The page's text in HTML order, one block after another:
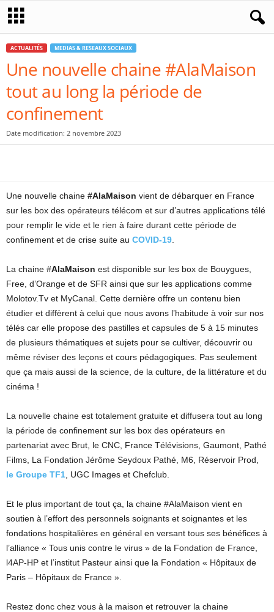
ACTUALITÉS MEDIAS & RESEAUX SOCIAUX
Une nouvelle chaine #AlaMaison
tout au long la période de
confinement
Date modification: 2 novembre 2023
Une nouvelle chaine #AlaMaison vient de débarquer en France
sur les box des opérateurs télécom et sur d’autres applications télé
pour remplir le vide et le rien à faire durant cette période de
confinement et de crise suite au COVID-19
La chaine #AlaMaison est disponible sur les box de Bouygues,
Free, d’Orange et de SFR ainsi que sur les applications comme
Molotov.Tv et MyCanal. Cette dernière offre un contenu bien
étudier et diffèrent à celui que nous avons l’habitude à voir sur nos
télés car elle propose des pastilles et capsules de 5 à 15 minutes
de plusieurs thématiques et sujets pour se cultiver, découvrir ou
même réviser des leçons et cours pédagogiques. Pas seulement
que ça mais aussi de la science, de la culture, de la littérature et du
cinéma !
La nouvelle chaine est totalement gratuite et diffusera tout au long
la période de confinement sur les box des opérateurs en
partenariat avec Brut, le CNC, France Télévisions, Gaumont, Pathé
Films, La Fondation Jérôme Seydoux Pathé, M6, Réservoir Prod,
le Groupe TF1 , UGC Images et Chefclub.
Et le plus important de tout ça, la chaine #AlaMaison vient en
soutien à l’effort des personnels soignants et soignantes et les
fondations hospitalières en général en versant tous ses bénéfices à
l’alliance « Tous unis contre le virus » de la Fondation de France,
l4AP-HP et l’institut Pasteur ainsi que la Fondation « Hôpitaux de
Paris – Hôpitaux de France ».
Restez donc chez vous à la maison et retrouver la chaine